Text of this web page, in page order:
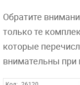
Обратите
только те
которые
внимательны при